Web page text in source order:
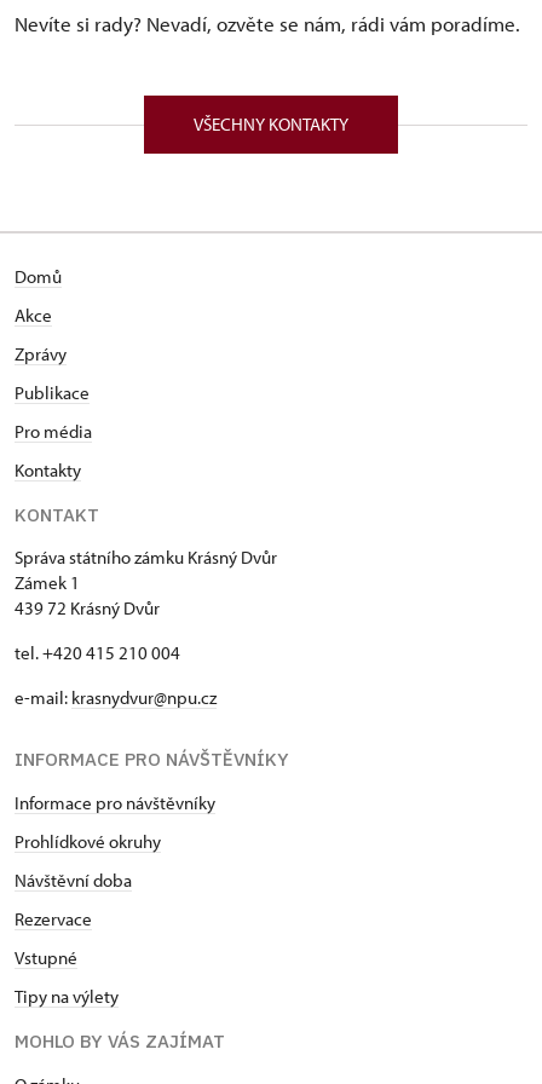
Nevíte si rady? Nevadí, ozvěte se nám, rádi vám poradíme.
VŠECHNY KONTAKTY
Domů
Akce
Zprávy
Publikace
Pro média
Kontakty
KONTAKT
Správa státního zámku Krásný Dvůr
Zámek 1
439 72 Krásný Dvůr
tel. +420 415 210 004
e-mail: krasnydvur@npu.cz
INFORMACE PRO NÁVŠTĚVNÍKY
Informace pro návštěvníky
Prohlídkové okruhy
Návštěvní doba
Rezervace
Vstupné
Tipy na výlety
MOHLO BY VÁS ZAJÍMAT